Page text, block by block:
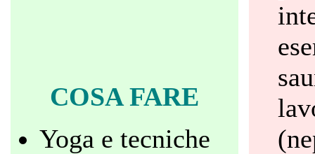
COSA FARE
Yoga e tecniche